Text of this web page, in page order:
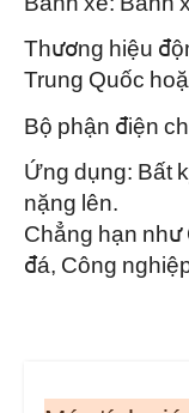
Thương hiệu
Trung Quốc
Bộ phận điện
Ứng dụng: Bất
nặng lên.
Chẳng hạn
đá, Công